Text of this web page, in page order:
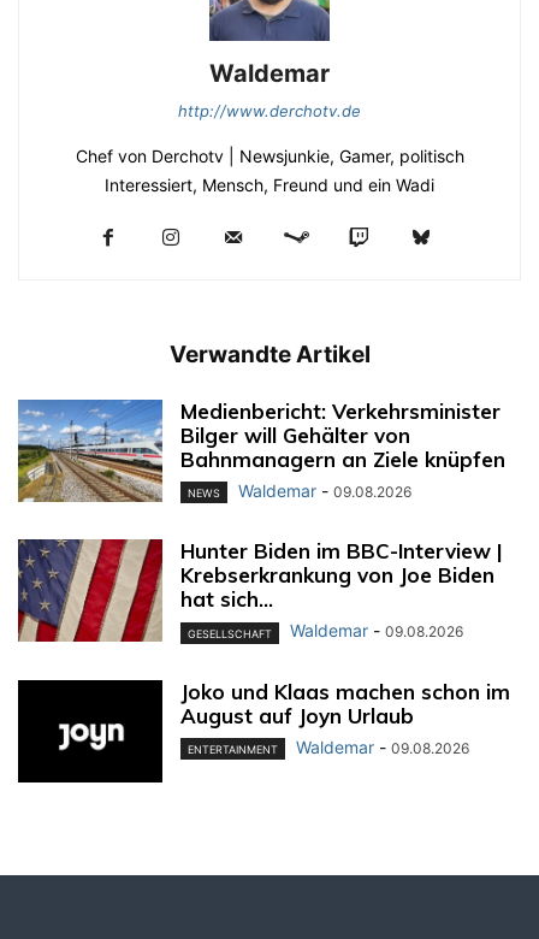
Waldemar
http://www.derchotv.de
Chef von Derchotv | Newsjunkie, Gamer, politisch
Interessiert, Mensch, Freund und ein Wadi
Verwandte Artikel
Medienbericht: Verkehrsminister
Bilger will Gehälter von
Bahnmanagern an Ziele knüpfen
NEWS Waldemar - 09.08.2026
Hunter Biden im BBC-Interview |
Krebserkrankung von Joe Biden
hat sich...
GESELLSCHAFT Waldemar - 09.08.2026
Joko und Klaas machen schon im
August auf Joyn Urlaub
ENTERTAINMENT Waldemar - 09.08.2026